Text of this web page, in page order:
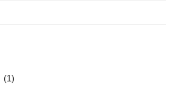
(1)